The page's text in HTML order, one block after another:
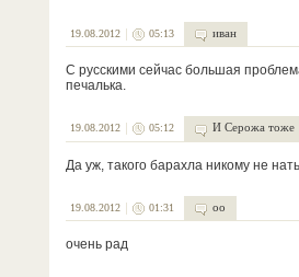
19.08.2012 05:13 иван
С русскими сейчас большая
печалька.
19.08.2012 05:12 И Серожа тоже
Да уж, такого барахла никому не
19.08.2012 01:31 оо
очень рад